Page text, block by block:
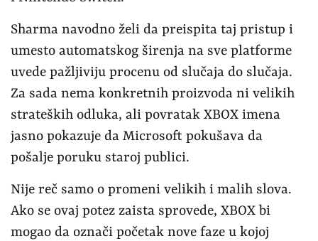
Sharma navodno želi da preispita taj pristup i
umesto automatskog širenja na sve platforme
uvede pažljiviju procenu od slučaja do slučaja.
Za sada nema konkretnih proizvoda ni velikih
strateških odluka, ali povratak XBOX imena
jasno pokazuje da Microsoft pokušava da
pošalje poruku staroj publici.
Nije reč samo o promeni velikih i malih slova.
Ako se ovaj potez zaista sprovede, XBOX bi
mogao da označi početak nove faze u kojoj